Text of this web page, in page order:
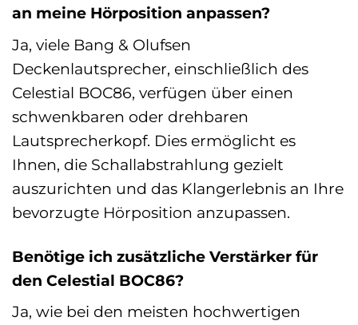
an meine Hörposition anpassen?
Ja, viele Bang & Olufsen
Deckenlautsprecher, einschließlich des
Celestial BOC86, verfügen über einen
schwenkbaren oder drehbaren
Lautsprecherkopf. Dies ermöglicht es
Ihnen, die Schallabstrahlung gezielt
auszurichten und das Klangerlebnis an Ihre
bevorzugte Hörposition anzupassen.
Benötige ich zusätzliche Verstärker für
den Celestial BOC86?
Ja, wie bei den meisten hochwertigen